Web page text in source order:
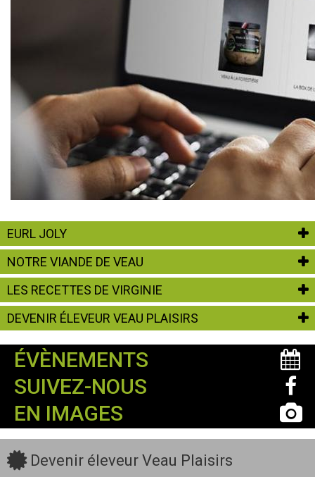
EURL JOLY
NOTRE VIANDE DE VEAU
LES RECETTES DE VIRGINIE
DEVENIR ÉLEVEUR VEAU PLAISIRS
ÉVÈNEMENTS
SUIVEZ-NOUS
EN IMAGES
Devenir éleveur Veau Plaisirs